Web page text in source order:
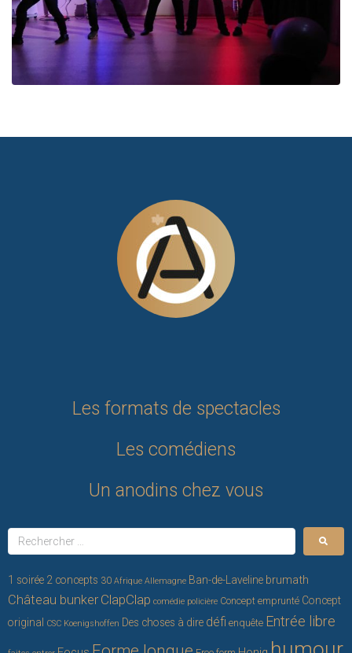
Les formats de spectacles
Les comédiens
Un anodins chez vous
1 soirée 2 concepts 30 Afrique Allemagne Ban-de-Laveline brumath
Château bunker ClapClap comédie policière Concept emprunté Concept
original
CSC Koenigshoffen Des choses à dire défi enquête Entrée libre